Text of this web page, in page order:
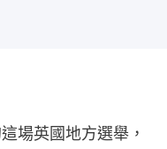
場英國地方選舉，